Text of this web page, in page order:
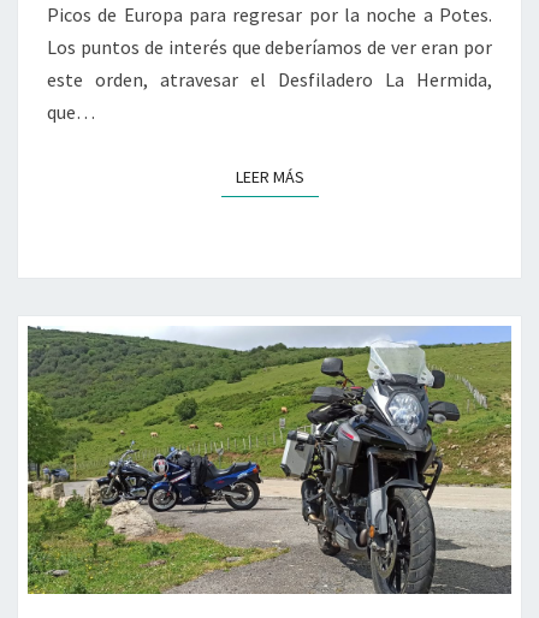
Picos de Europa para regresar por la noche a Potes.
Los puntos de interés que deberíamos de ver eran por
este orden, atravesar el Desfiladero La Hermida,
que…
LEER MÁSLEER MÁS